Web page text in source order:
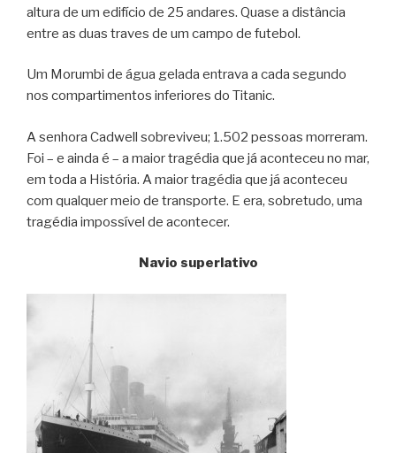
altura de um edifício de 25 andares. Quase a distância
entre as duas traves de um campo de futebol.
Um Morumbi de água gelada entrava a cada segundo
nos compartimentos inferiores do Titanic.
A senhora Cadwell sobreviveu; 1.502 pessoas morreram.
Foi – e ainda é – a maior tragédia que já aconteceu no mar,
em toda a História. A maior tragédia que já aconteceu
com qualquer meio de transporte. E era, sobretudo, uma
tragédia impossível de acontecer.
Navio superlativo